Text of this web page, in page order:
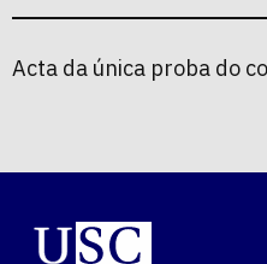
Acta da única proba do